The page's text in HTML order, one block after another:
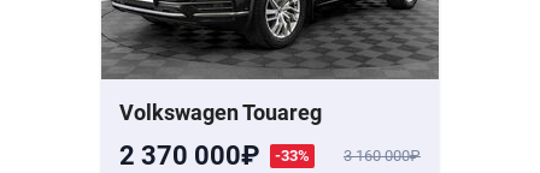
Volkswagen Touareg
2 370 000 -33% 3 160 000